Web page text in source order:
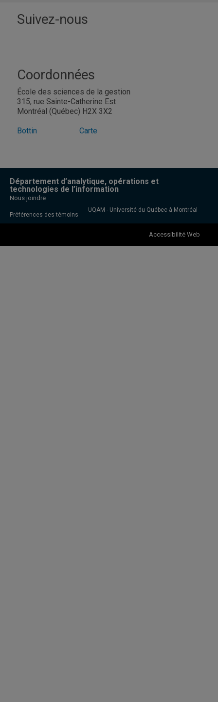
Suivez-nous
Coordonnées
École des sciences de la gestion
315, rue Sainte-Catherine Est
Montréal (Québec) H2X 3X2
Bottin Carte
Département d’analytique, opérations et
technologies de l’information
Nous joindre
Préférences des témoins
UQAM - Université du Québec à Montréal
Accessibilité Web